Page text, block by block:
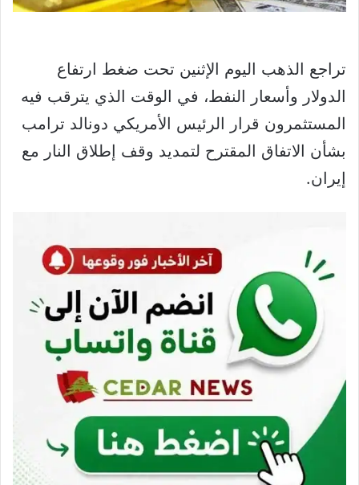
تراجع الذهب اليوم الإثنين تحت ضغط ارتفاع
الدولار وأسعار النفط، في الوقت الذي يترقب فيه
المستثمرون قرار الرئيس الأمريكي دونالد ترامب
بشأن الاتفاق المقترح لتمديد وقف إطلاق النار مع
إيران.